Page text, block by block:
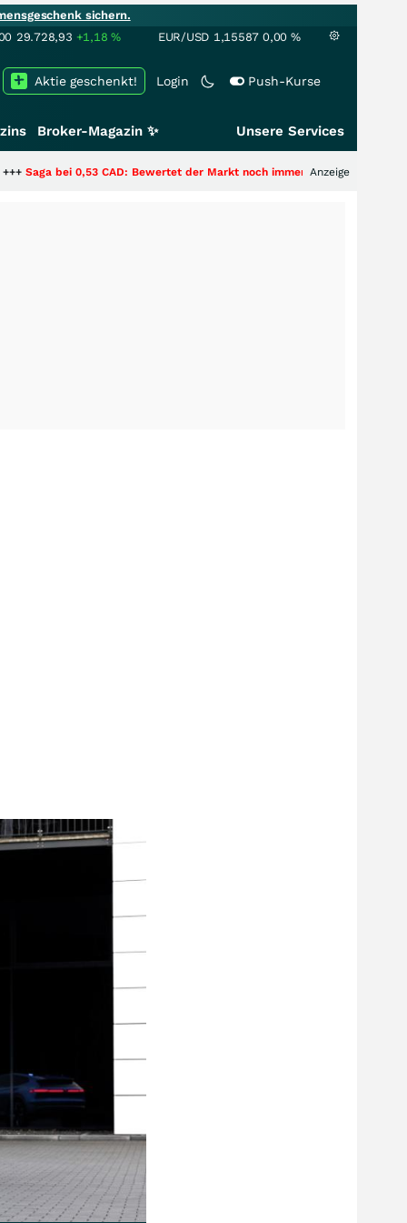
sichern.
29.728,93 +1,18% EUR/USD 1,15587 0,00 %
Login Push-Kurse
Aktie geschenkt!
Broker-Magazin ✨ Unsere Services
0,53 CAD: Bewertet der Markt noch immer nur die Hälfte der Story?
Anzeige